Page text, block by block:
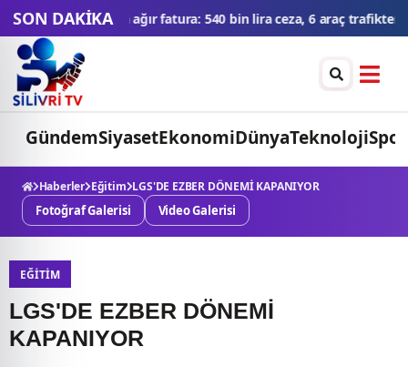
SON DAKİKA
lira ceza, 6 araç trafikten men edildiTHY'den tüm zamanların
GündemSiyasetEkonomiDünyaTeknolojiSpor
Haberler Eğitim LGS'DE EZBER DÖNEMİ KAPANIYOR
Fotoğraf Galerisi Video Galerisi
EĞITIM
LGS'DE EZBER DÖNEMİ
KAPANIYOR